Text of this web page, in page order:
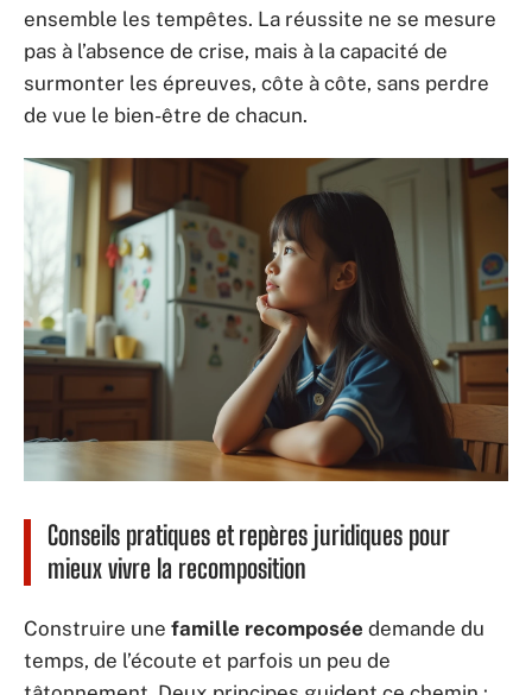
ensemble les tempêtes. La réussite ne se mesure
pas à l’absence de crise, mais à la capacité de
surmonter les épreuves, côte à côte, sans perdre
de vue le bien-être de chacun.
Conseils pratiques et repères juridiques pour
mieux vivre la recomposition
Construire une famille recomposée demande du
temps, de l’écoute et parfois un peu de